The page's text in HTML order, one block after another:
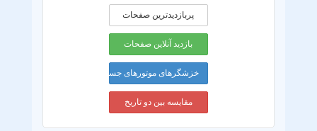
پربازدیدترین صفحات
بازدید آنلاین صفحات
خزشگرهای موتورهای جستجو
مقایسه بین دو تاریخ